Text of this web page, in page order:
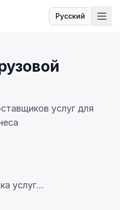
Русский
Язык
услуг для
услуг...